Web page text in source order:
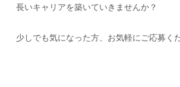
長いキャリアを築いていきませんか？
少しでも気になった方、お気軽にご応募く